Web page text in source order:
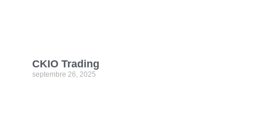
CKIO Trading
septembre 26, 2025